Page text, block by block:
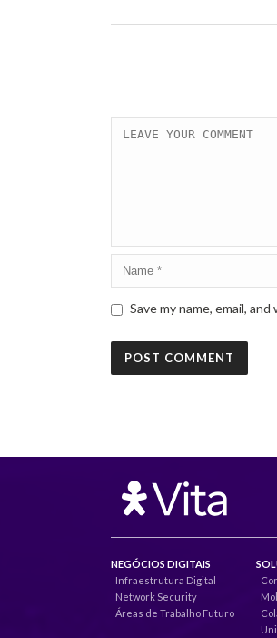
Save my name, email,
NEGÓCIOS DIGITAIS
Infraestrutura Digital
Network Security
Áreas de Trabalho Futuro